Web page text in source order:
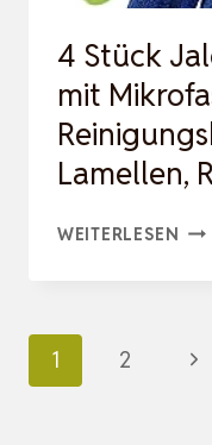
4 Stück
mit
Lamellen,
WEITERLESEN 4
MIT
1 2